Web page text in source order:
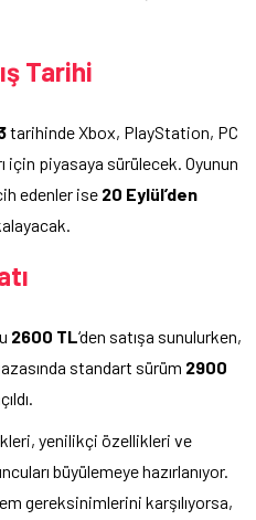
Tarihi
tarihinde Xbox, PlayStation, PC
piyasaya sürülecek. Oyunun
edenler ise 20 Eylül’den
2600 TL ‘den satışa sunulurken,
standart sürüm 2900
yenilikçi özellikleri ve
büyülemeye hazırlanıyor.
gereksinimlerini karşılıyorsa,